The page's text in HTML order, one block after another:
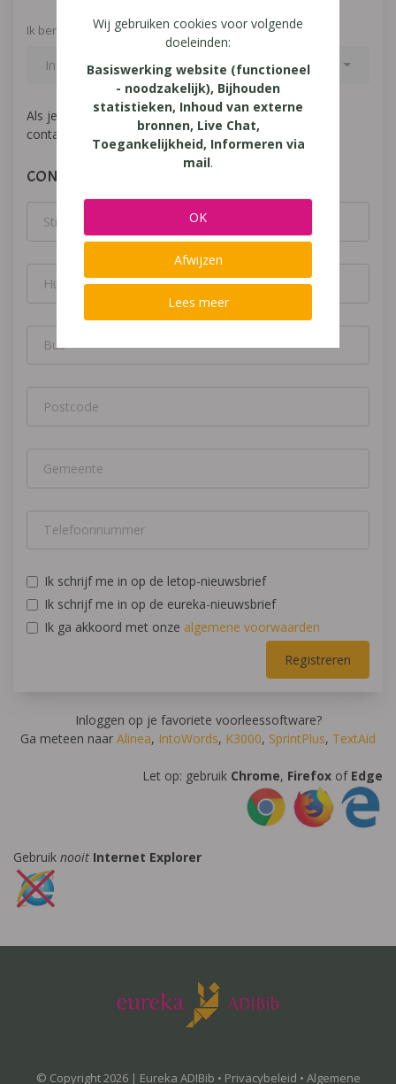
Ik ben een
In welke hoedanigheid bestel je?
Als je werkzaam bent in een school type 6, neem dan
contact op met
ADIBib.
CONTACTGEGEVENS
Ik schrijf me in op de letop-nieuwsbrief
Ik schrijf me in op de eureka-nieuwsbrief
Ik ga akkoord met onze algemene voorwaarden
Registreren
Inloggen op je favoriete voorleessoftware?
Ga meteen naar Alinea, IntoWords, K3000, SprintPlus, TextAid
Let op: gebruik Chrome, Firefox of Edge
Gebruik nooit Internet Explorer
© Copyright 2026 | Eureka ADIBib • Privacybeleid • Algemene
Wij gebruiken cookies voor volgende
doeleinden:
Basiswerking website (functioneel
- noodzakelijk), Bijhouden
statistieken, Inhoud van externe
bronnen, Live Chat,
Toegankelijkheid, Informeren via
mail.
OK
Afwijzen
Lees meer